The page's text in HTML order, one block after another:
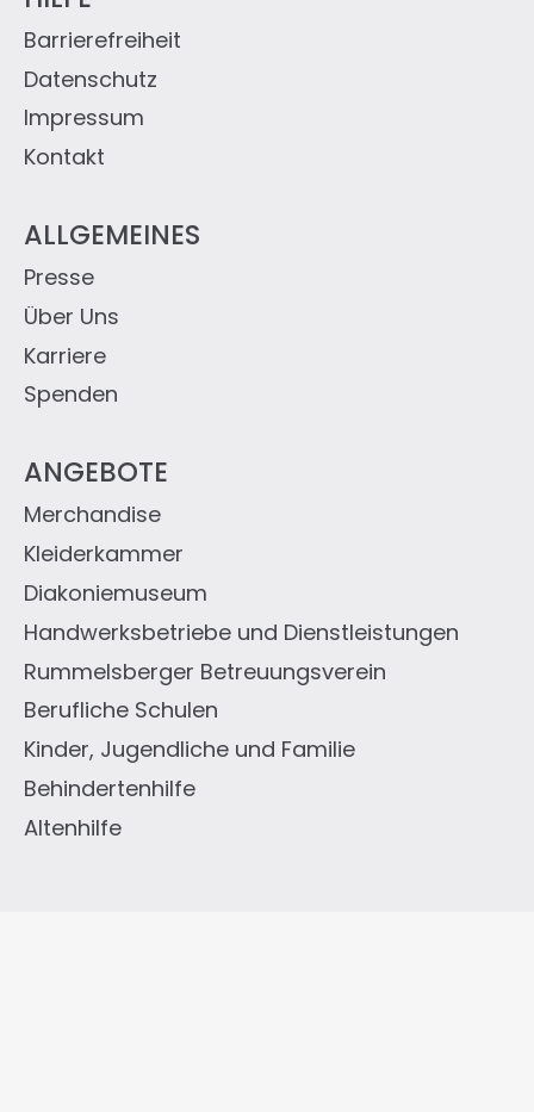
ANGEBOTE
Altenhilfe
Behindertenhilfe
Kinder, Jugendliche und Familie
Berufliche Schulen
Rummelsberger Betreuungsverein
Handwerksbetriebe und Dienstleistungen
Diakoniemuseum
Kleiderkammer
Merchandise
ALLGEMEINES
Spenden
Karriere
Über Uns
Presse
Kontakt
Impressum
Datenschutz
Barrierefreiheit